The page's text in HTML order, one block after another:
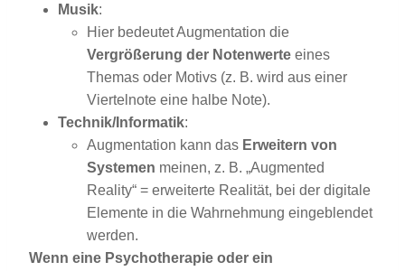
Musik:
Hier bedeutet Augmentation die
Vergrößerung der Notenwerte eines
Themas oder Motivs (z. B. wird aus einer
Viertelnote eine halbe Note).
Technik/Informatik:
Augmentation kann das Erweitern von
Systemen meinen, z. B. „Augmented
Reality“ = erweiterte Realität, bei der digitale
Elemente in die Wahrnehmung eingeblendet
werden.
Wenn eine Psychotherapie oder ein